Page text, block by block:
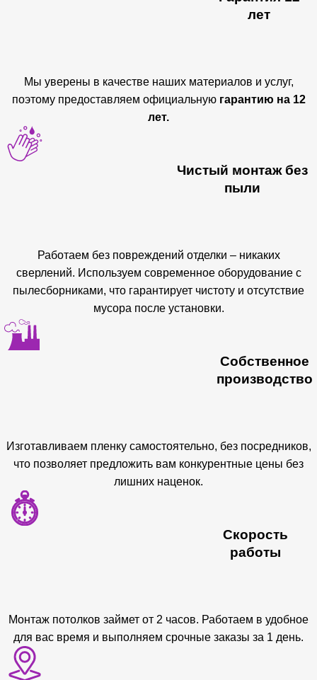
лет
Мы уверены в качестве наших материалов и услуг,
поэтому предоставляем официальную гарантию на 12
лет.
Чистый монтаж без
пыли
Работаем без повреждений отделки – никаких
сверлений. Используем современное оборудование с
пылесборниками, что гарантирует чистоту и отсутствие
мусора после установки.
Собственное
производство
Изготавливаем пленку самостоятельно, без посредников,
что позволяет предложить вам конкурентные цены без
лишних наценок.
Скорость
работы
Монтаж потолков займет от 2 часов. Работаем в удобное
для вас время и выполняем срочные заказы за 1 день.